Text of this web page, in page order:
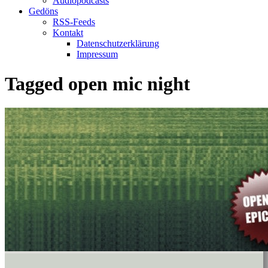
Gedöns
RSS-Feeds
Kontakt
Datenschutzerklärung
Impressum
Tagged open mic night